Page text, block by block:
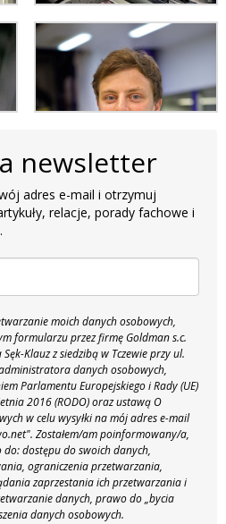
newsletter
adres e-mail i otrzymuj
relacje, porady fachowe i
moich danych osobowych,
formularzu przez firmę Goldman s.c.
Klauz z siedzibą w Tczewie przy ul.
danych osobowych,
Parlamentu Europejskiego i Rady (UE)
2016 (RODO) oraz ustawą O
w celu wysyłki na mój adres e-mail
Zostałem/am poinformowany/a,
do: dostępu do swoich danych,
ograniczenia przetwarzania,
zaprzestania ich przetwarzania i
danych, prawo do „bycia
danych osobowych.